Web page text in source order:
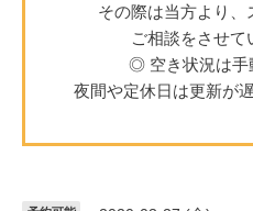
その際は当方より
ご相談をさせて
◎ 空き状況は手
夜間や定休日は更新が